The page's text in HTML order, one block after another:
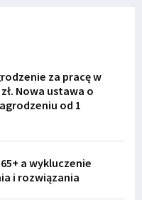
za pracę w
Nowa ustawa o
od 1
a wykluczenie
i rozwiązania